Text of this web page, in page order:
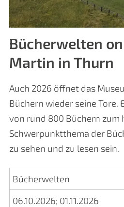
Bücherwelten
Martin in Thurn
Auch 2026 öffnet das
Büchern wieder seine Tore.
von rund 800 Büchern zum
Schwerpunktthema der
zu sehen und zu lesen sein.
Bücherwelten
06.10.2026; 01.11.2026